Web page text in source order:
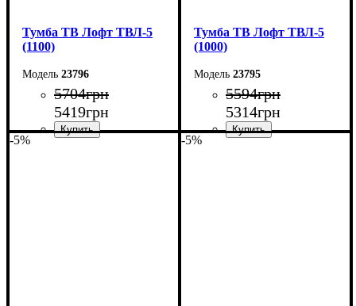
Тумба ТВ Лофт ТВЛ-5
(1100)
23796
5704грн
5419грн
Тумба ТВ Лофт ТВЛ-5
(1000)
23795
5594грн
5314грн
-5% -5%